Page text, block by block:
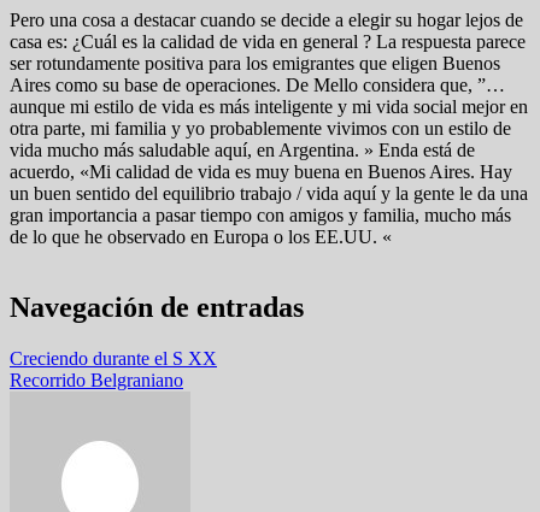
Pero una cosa a destacar cuando se decide a elegir su hogar lejos de
casa es: ¿Cuál es la calidad de vida en general ? La respuesta parece
ser rotundamente positiva para los emigrantes que eligen Buenos
Aires como su base de operaciones. De Mello considera que, ”…
aunque mi estilo de vida es más inteligente y mi vida social mejor en
otra parte, mi familia y yo probablemente vivimos con un estilo de
vida mucho más saludable aquí, en Argentina. » Enda está de
acuerdo, «Mi calidad de vida es muy buena en Buenos Aires. Hay
un buen sentido del equilibrio trabajo / vida aquí y la gente le da una
gran importancia a pasar tiempo con amigos y familia, mucho más
de lo que he observado en Europa o los EE.UU. «
Navegación de entradas
Creciendo durante el S XX
Recorrido Belgraniano